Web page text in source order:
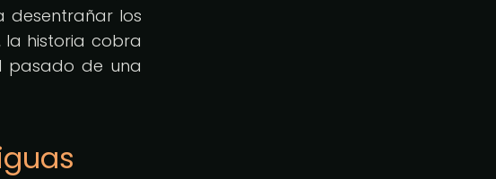
desentrañar los
la historia cobra
pasado de una